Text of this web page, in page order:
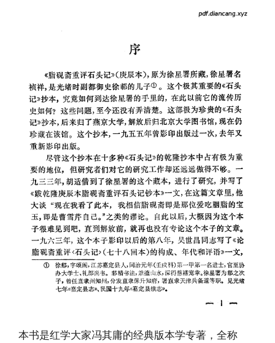
本书是红学大家冯其庸的经典版本学专著，全称